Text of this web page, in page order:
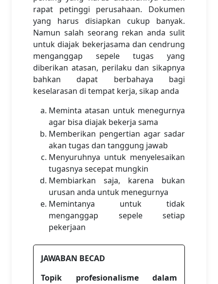
rapat petinggi perusahaan. Dokumen
yang harus disiapkan cukup banyak.
Namun salah seorang rekan anda sulit
untuk diajak bekerjasama dan cendrung
menganggap sepele tugas yang
diberikan atasan, perilaku dan sikapnya
bahkan dapat berbahaya bagi
keselarasan di tempat kerja, sikap anda
Meminta atasan untuk menegurnya
agar bisa diajak bekerja sama
Memberikan pengertian agar sadar
akan tugas dan tanggung jawab
Menyuruhnya untuk menyelesaikan
tugasnya secepat mungkin
Membiarkan saja, karena bukan
urusan anda untuk menegurnya
Memintanya untuk tidak
menganggap sepele setiap
pekerjaan
JAWABAN BECAD
Topik profesionalisme dalam